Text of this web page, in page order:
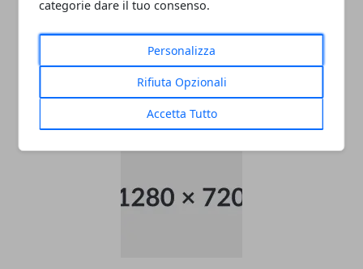
categorie dare il tuo consenso.
Personalizza
Rifiuta Opzionali
Accetta Tutto